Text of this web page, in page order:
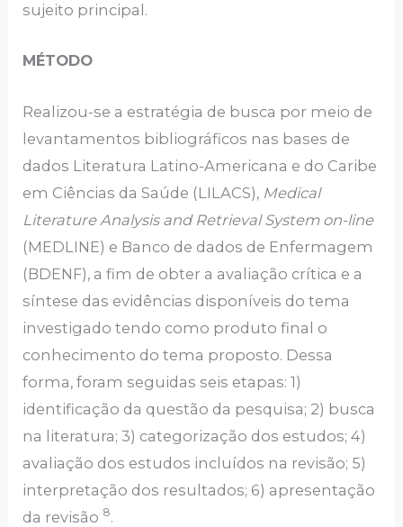
sujeito principal.
MÉTODO
Realizou-se a estratégia de busca por meio de
levantamentos bibliográficos nas bases de
dados Literatura Latino-Americana e do Caribe
em Ciências da Saúde (LILACS), Medical
Literature Analysis and Retrieval System on-line
(MEDLINE) e Banco de dados de Enfermagem
(BDENF), a fim de obter a avaliação crítica e a
síntese das evidências disponíveis do tema
investigado tendo como produto final o
conhecimento do tema proposto. Dessa
forma, foram seguidas seis etapas: 1)
identificação da questão da pesquisa; 2) busca
na literatura; 3) categorização dos estudos; 4)
avaliação dos estudos incluídos na revisão; 5)
interpretação dos resultados; 6) apresentação
da revisão 8.